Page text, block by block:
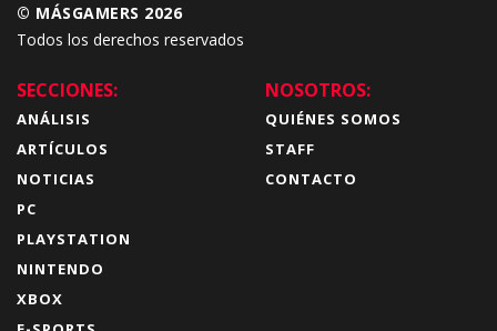
© MÁSGAMERS 2026
Todos los derechos reservados
SECCIONES:
ANÁLISIS
ARTÍCULOS
NOTICIAS
PC
PLAYSTATION
NINTENDO
XBOX
NOSOTROS:
QUIÉNES SOMOS
STAFF
CONTACTO